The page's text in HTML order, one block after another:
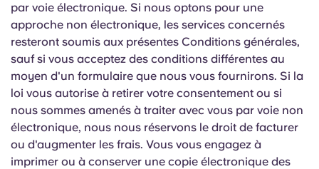
par voie électronique. Si nous optons pour une
approche non électronique, les services concernés
resteront soumis aux présentes Conditions générales,
sauf si vous acceptez des conditions différentes au
moyen d'un formulaire que nous vous fournirons. Si la
loi vous autorise à retirer votre consentement ou si
nous sommes amenés à traiter avec vous par voie non
électronique, nous nous réservons le droit de facturer
ou d'augmenter les frais. Vous vous engagez à
imprimer ou à conserver une copie électronique des